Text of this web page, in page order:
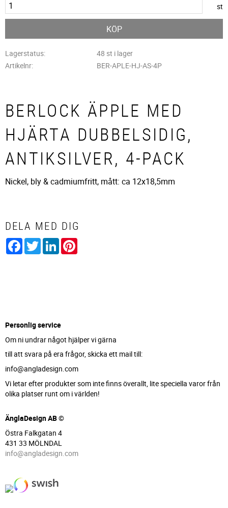
st
KÖP
Lagerstatus
48 st i lager
Artikelnr
BER-APLE-HJ-AS-4P
BERLOCK ÄPPLE MED
HJÄRTA DUBBELSIDIG,
ANTIKSILVER, 4-PACK
Nickel, bly & cadmiumfritt, mått: ca 12x18,5mm
DELA MED DIG
Facebook
TwitterLinkedIn
Personlig service
Om ni undrar något hjälper vi gärna
till att svara på era frågor, skicka ett mail till:
info@angladesign.com
Vi letar efter produkter som inte finns överallt, lite speciella varor från
olika platser runt om i världen!
ÄnglaDesign AB ©
Östra Falkgatan 4
431 33 MÖLNDAL
info@angladesign.com